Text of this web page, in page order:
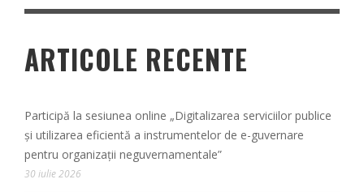
ARTICOLE RECENTE
Participă la sesiunea online „Digitalizarea serviciilor publice
și utilizarea eficientă a instrumentelor de e-guvernare
pentru organizații neguvernamentale”
30 iulie 2026